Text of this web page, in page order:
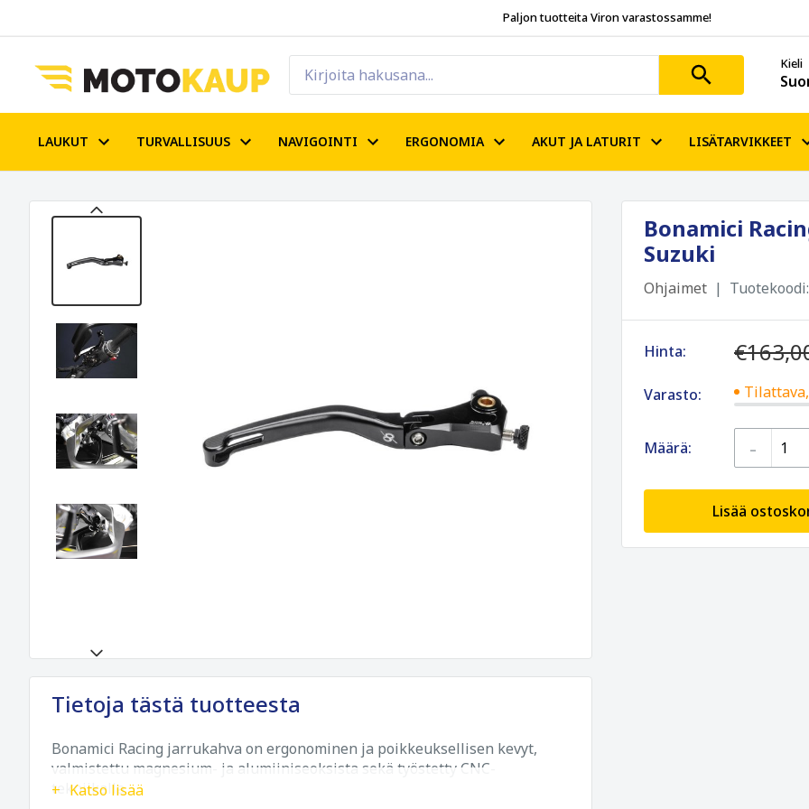
Paljon tuotteita Viron varastossamme!
Kieli
LAUKUT TURVALLISUUS NAVIGOINTI ERGONOMIA AKUT JA LATURIT LISÄTARVIKKEET
Bonamici
Suzuki
Ohjaimet Tuotekoodi:
Hinta:
Varasto:
Määrä: -
Lisää
Tietoja tästä tuotteesta
Bonamici Racing jarrukahva on ergonominen ja poikkeuksellisen kevyt,
valmistettu magnesium- ja alumiiniseoksista sekä työstetty CNC-
tekniikalla.
Katso lisää